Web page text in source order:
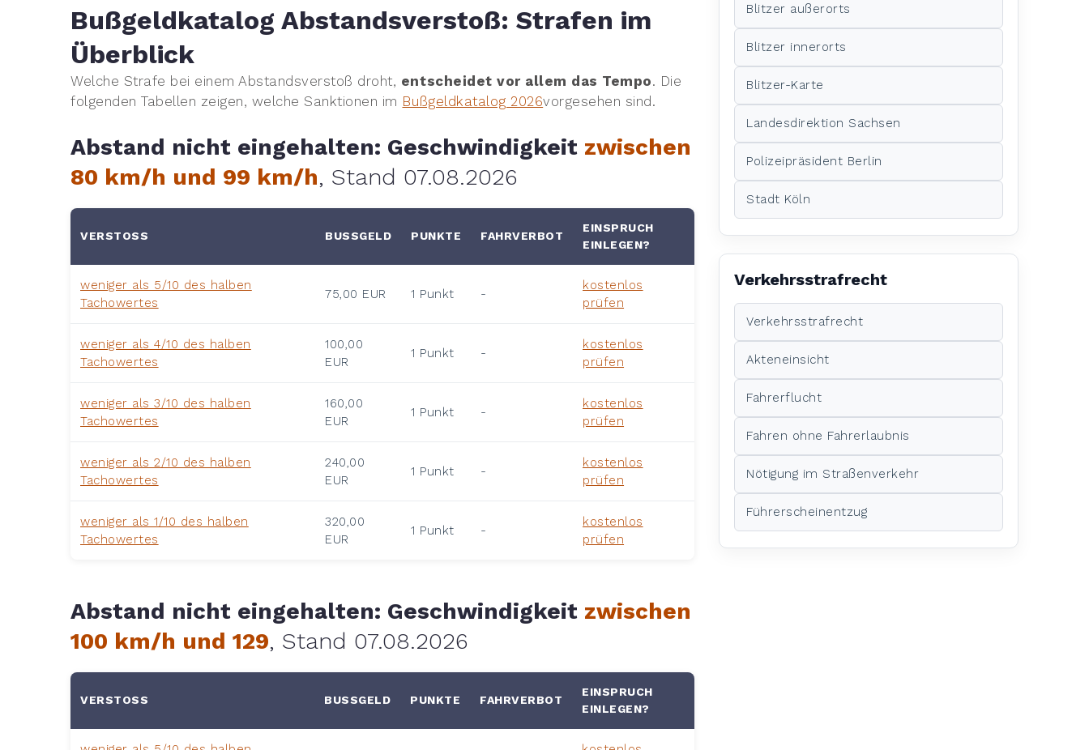
Bußgeldkatalog Abstandsverstoß: Strafen im
Überblick
Welche Strafe bei einem Abstandsverstoß droht, entscheidet vor allem das Tempo. Die
folgenden Tabellen zeigen, welche Sanktionen im Bußgeldkatalog 2026vorgesehen sind.
Abstand nicht eingehalten: Geschwindigkeit zwischen
80 km/h und 99 km/h, Stand 07.08.2026
VERSTOSS BUSSGELD PUNKTE FAHRVERBOT
EINSPRUCH
EINLEGEN?
weniger als 5/10 des halben
Tachowertes
75,00 EUR 1 Punkt -
kostenlos
prüfen
weniger als 4/10 des halben
Tachowertes
100,00
EUR
1 Punkt -
kostenlos
prüfen
weniger als 3/10 des halben
Tachowertes
160,00
EUR
1 Punkt -
kostenlos
prüfen
weniger als 2/10 des halben
Tachowertes
240,00
EUR
1 Punkt -
kostenlos
prüfen
weniger als 1/10 des halben
Tachowertes
320,00
EUR
1 Punkt -
kostenlos
prüfen
Abstand nicht eingehalten: Geschwindigkeit zwischen
100 km/h und 129, Stand 07.08.2026
VERSTOSS BUSSGELD PUNKTE FAHRVERBOT
EINSPRUCH
EINLEGEN?
Blitzer außerorts
Blitzer innerorts
Blitzer-Karte
Landesdirektion Sachsen
Polizeipräsident Berlin
Stadt Köln
Verkehrsstrafrecht
Verkehrsstrafrecht
Akteneinsicht
Fahrerflucht
Fahren ohne Fahrerlaubnis
Nötigung im Straßenverkehr
Führerscheinentzug